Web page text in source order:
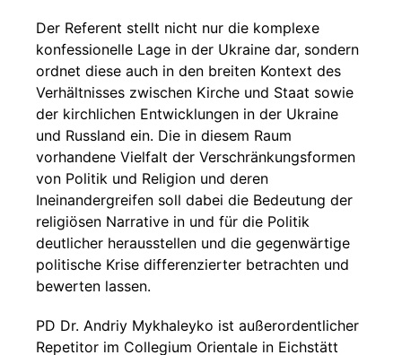
Der Referent stellt nicht nur die komplexe
konfessionelle Lage in der Ukraine dar, sondern
ordnet diese auch in den breiten Kontext des
Verhältnisses zwischen Kirche und Staat sowie
der kirchlichen Entwicklungen in der Ukraine
und Russland ein. Die in diesem Raum
vorhandene Vielfalt der Verschränkungsformen
von Politik und Religion und deren
Ineinandergreifen soll dabei die Bedeutung der
religiösen Narrative in und für die Politik
deutlicher herausstellen und die gegenwärtige
politische Krise differenzierter betrachten und
bewerten lassen.
PD Dr. Andriy Mykhaleyko ist außerordentlicher
Repetitor im Collegium Orientale in Eichstätt